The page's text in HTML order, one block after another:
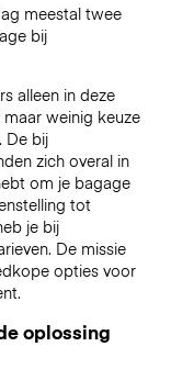
meestal twee
bij
alleen in deze
weinig keuze
De bij
zich overal in
om je bagage
tot
je bij
De missie
opties voor
oplossing